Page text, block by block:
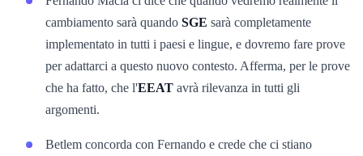
cambiamento sarà quando SGE sarà completamente
implementato in tutti i paesi e lingue, e dovremo fare prove
per adattarci a questo nuovo contesto. Afferma, per le prove
che ha fatto, che l'EEAT avrà rilevanza in tutti gli
argomenti.
Betlem concorda con Fernando e crede che ci stiano